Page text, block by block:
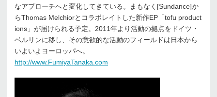
なアプローチへと変化してきている。まもなく[Sundance]か
らThomas Melchiorとコラボレイトした新作EP「tofu product
ions」が届けられる予定。2011年より活動の拠点をドイツ・
ベルリンに移し、その意欲的な活動のフィールドは日本から
いよいよヨーロッパへ。
http://www.FumiyaTanaka.com